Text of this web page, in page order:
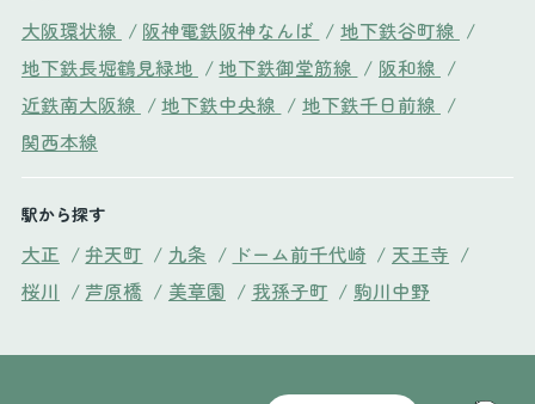
大阪環状線 / 阪神電鉄阪神なんば / 地下鉄谷町線 /
地下鉄長堀鶴見緑地 / 地下鉄御堂筋線 / 阪和線 /
近鉄南大阪線 / 地下鉄中央線 / 地下鉄千日前線 /
関西本線
駅から探す
大正 / 弁天町 / 九条 / ドーム前千代崎 / 天王寺 /
桜川 / 芦原橋 / 美章園 / 我孫子町 / 駒川中野